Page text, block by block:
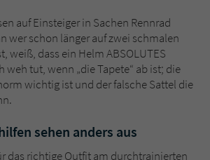
auf Einsteiger in Sachen Rennrad
wer schon länger auf zwei schmalen
weiß, dass ein Helm ABSOLUTES
weh tut, wenn „die Tapete“ ab ist; die
wichtig ist und der falsche Sattel die
sehen anders aus
das richtige Outfit am durchtrainierten